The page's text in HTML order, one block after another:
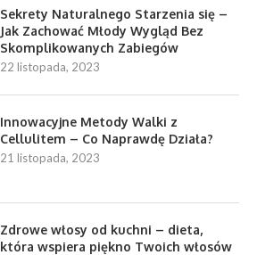
Sekrety Naturalnego Starzenia się –
Jak Zachować Młody Wygląd Bez
Skomplikowanych Zabiegów
22 listopada, 2023
Innowacyjne Metody Walki z
Cellulitem – Co Naprawdę Działa?
21 listopada, 2023
Zdrowe włosy od kuchni – dieta,
która wspiera piękno Twoich włosów